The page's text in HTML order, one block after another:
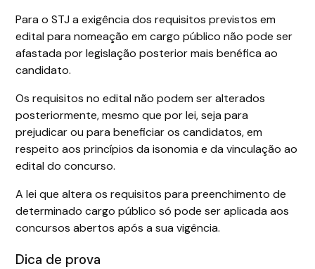
Para o STJ a exigência dos requisitos previstos em
edital para nomeação em cargo público não pode ser
afastada por legislação posterior mais benéfica ao
candidato.
Os requisitos no edital não podem ser alterados
posteriormente, mesmo que por lei, seja para
prejudicar ou para beneficiar os candidatos, em
respeito aos princípios da isonomia e da vinculação ao
edital do concurso.
A lei que altera os requisitos para preenchimento de
determinado cargo público só pode ser aplicada aos
concursos abertos após a sua vigência.
Dica de prova